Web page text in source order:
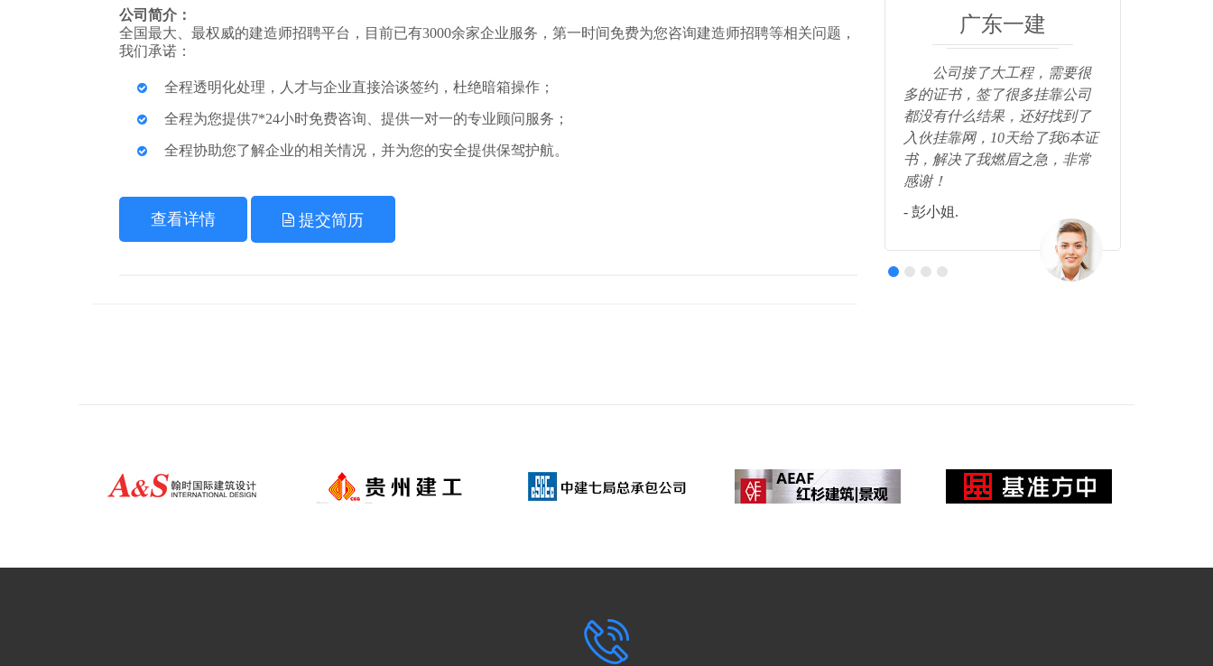
公司简介：
全国最大、最权威的建造师招聘平台，目前已有3000余家企业服务，第一时间免费为您咨询建造师招聘等相关问题，
我们承诺：
全程透明化处理，人才与企业直接洽谈签约，杜绝暗箱操作；
全程为您提供7*24小时免费咨询、提供一对一的专业顾问服务；
全程协助您了解企业的相关情况，并为您的安全提供保驾护航。
查看详情 提交简历
广东一建
公司接了大工程，需要很
多的证书，签了很多挂靠公司
都没有什么结果，还好找到了
入伙挂靠网，10天给了我6本证
书，解决了我燃眉之急，非常
感谢！
- 彭小姐.